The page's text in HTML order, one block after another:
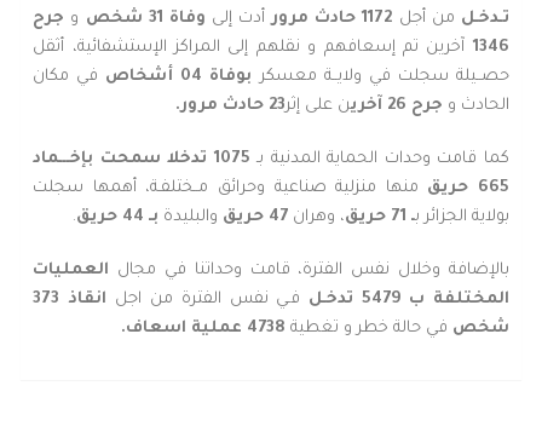
تـدخـل من أجل 1172 حادث مرور أدت إلى وفاة 31 شخص و جرح
1346 آخرين تم إسعافهم و نقلهم إلى المراكز الإستشفائية، أثقل
حصــيلة سجلت في ولايــة معسكر بوفاة 04 أشخاص
في مكان
الحادث و جرح 26 آخري ن على إثر23 حادث مرور.
كما قامت وحدات الحماية المدنية بـ
1075 تدخلا سمحت بإخـــماد
665 حريق
منها منزلية صناعية وحرائق مــختلفـة، أهمها سجلت
بولاية الجزائر بـ 71 حريق ، وهران47 حريق والبليدة بـ 44 حريق .
بالإضافة وخلال نفس الفترة، قامت وحداتنا في مجال العمليات
المختلفة ب 5479 تدخـل
فـي نفس الفترة من اجل
انقاذ 373
شخص في حالة خطر و تغطية 4738 عملية اسعاف.